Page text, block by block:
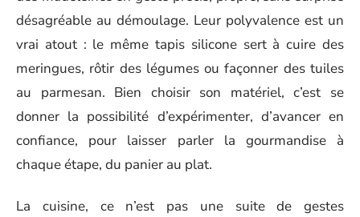
désagréable au démoulage. Leur polyvalence est un
vrai atout : le même tapis silicone sert à cuire des
meringues, rôtir des légumes ou façonner des tuiles
au parmesan. Bien choisir son matériel, c’est se
donner la possibilité d’expérimenter, d’avancer en
confiance, pour laisser parler la gourmandise à
chaque étape, du panier au plat.
La cuisine, ce n’est pas une suite de gestes